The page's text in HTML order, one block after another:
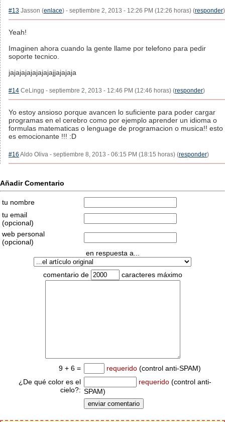
#13 Jasson (enlace) - septiembre 2, 2013 - 12:26 PM (12:26 horas) (responder)
Yeah!
Imaginen ahora cuando la gente llame por telefono para pedir
soporte tecnico.
jajajajajajajajajjajajaja
#14 CeLingg - septiembre 2, 2013 - 12:46 PM (12:46 horas) (responder)
Yo estoy ansioso porque avancen lo suficiente para poder cargar
programas en el cerebro como por ejemplo aprender un idioma o
formulas matematicas o lenguage de programacion o musica!! esto
es emocionante !!! :D
#16 Aldo Oliva - septiembre 8, 2013 - 06:15 PM (18:15 horas) (responder)
Añadir Comentario
tu nombre
tu email
(opcional)
web personal
(opcional)
en respuesta a...
comentario de caracteres máximo
9 + 6 = requerido (control anti-SPAM)
¿De qué color es el
cielo?:
requerido (control anti-
SPAM)